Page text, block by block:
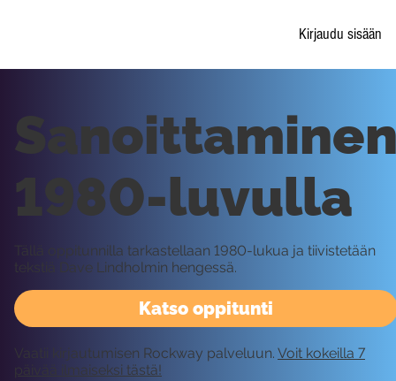
Kirjaudu sisään
Katso oppitunti
1980-luvulla
Tällä oppitunnilla tarkastellaan 1980-lukua ja tiivistetään
tekstiä Dave Lindholmin hengessä.
Vaatii kirjautumisen Rockway palveluun. Voit kokeilla 7
päivää ilmaiseksi tästä!